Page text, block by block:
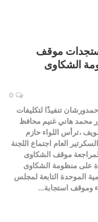
موقف
الشكاوى
0
تنفيذًا لتكليفات
محمد هاني غنيم محافظ
،ترأس اللواء حازم
العام اجتماع اللجنة
لمراجعة موقف الشكاوى
على منظومة الشكاوى
الموحدة التابعة لمجلس
وموقف استجابة…